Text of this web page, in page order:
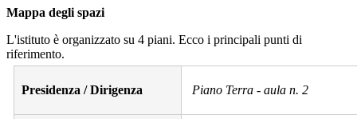
Mappa degli spazi
L'istituto è organizzato su 4 piani. Ecco i principali punti di
riferimento.
Presidenza / Dirigenza Piano Terra - aula n. 2